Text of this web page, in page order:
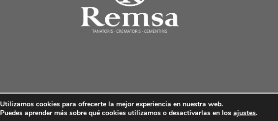
Utilizamos cookies para ofrecerte la mejor experiencia en nuestra web.
Puedes aprender más sobre qué cookies utilizamos o desactivarlas en losajustes.